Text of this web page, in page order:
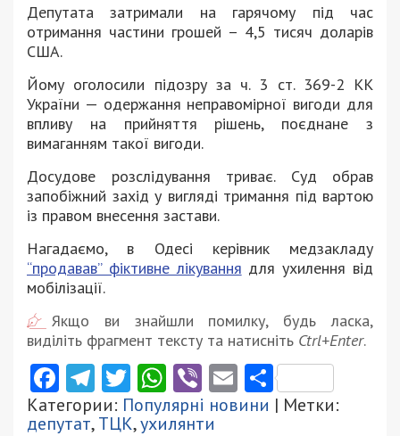
Депутата затримали на гарячому під час
отримання частини грошей – 4,5 тисяч доларів
США.
Йому оголосили підозру за ч. 3 ст. 369-2 КК
України — одержання неправомірної вигоди для
впливу на прийняття рішень, поєднане з
вимаганням такої вигоди.
Досудове розслідування триває. Суд обрав
запобіжний захід у вигляді тримання під вартою
із правом внесення застави.
Нагадаємо, в Одесі керівник медзакладу
“продавав” фіктивне лікування для ухилення від
мобілізації.
Якщо ви знайшли помилку, будь ласка,
виділіть фрагмент тексту та натисніть Ctrl+Enter.
Facebook
Telegram
Twitter
WhatsApp
ViberEmail
Категории: Популярні новини | Метки:
депутат,ТЦК,ухилянти